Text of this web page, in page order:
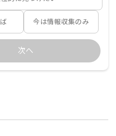
今は情報収集のみ
次へ